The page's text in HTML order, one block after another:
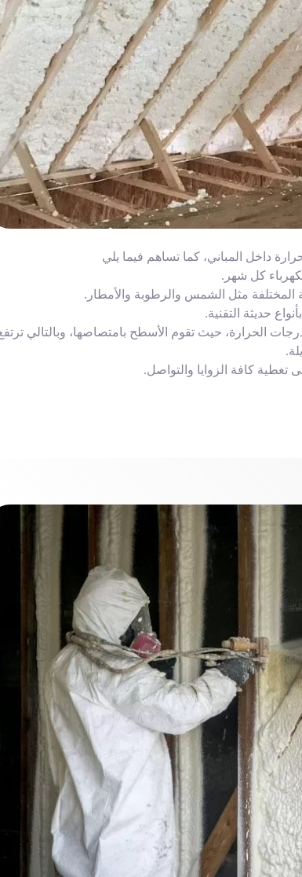
داخل المباني، كما تساهم فيما يلي
كل شهر.
مثل الشمس والرطوبة والأمطار.
حديثة التقنية.
الحرارة، حيث تقوم الأسطح بامتصاصها، وبالتالي
تغطية كافة الزوايا والتواصل.